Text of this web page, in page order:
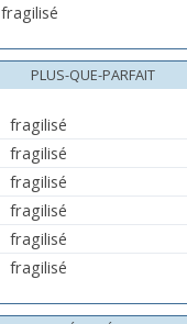
fragilisé
PLUS-QUE-PARFAIT
fragilisé
fragilisé
fragilisé
fragilisé
fragilisé
fragilisé